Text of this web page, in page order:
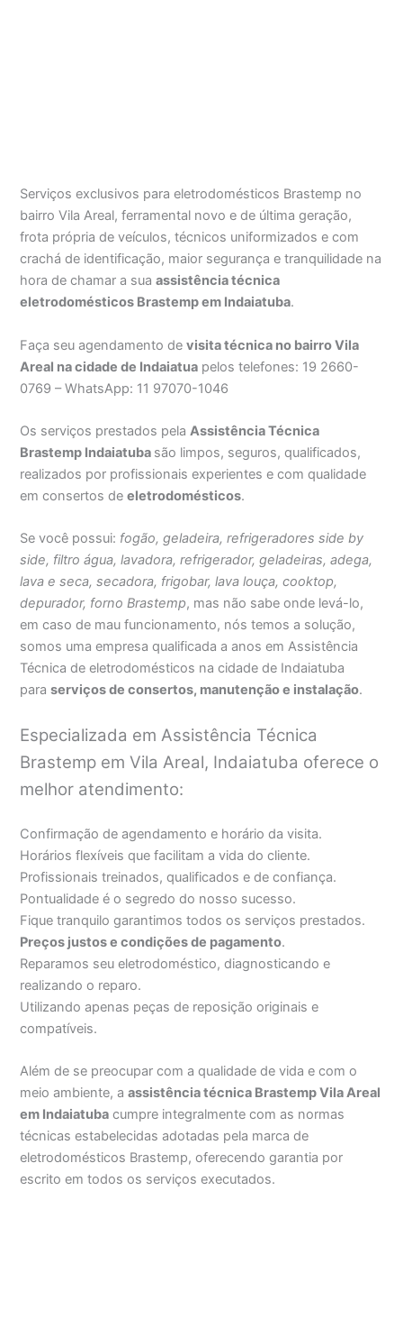
Serviços exclusivos para eletrodomésticos Brastemp no
bairro Vila Areal, ferramental novo e de última geração,
frota própria de veículos, técnicos uniformizados e com
crachá de identificação, maior segurança e tranquilidade na
hora de chamar a suaassistência técnica
eletrodomésticos Brastemp em Indaiatuba.
Faça seu agendamento devisita técnica no bairro Vila
Areal na cidade de Indaiatua pelos telefones: 19 2660-
0769 – WhatsApp: 11 97070-1046
Os serviços prestados pelaAssistência Técnica
Brastemp Indaiatuba são limpos, seguros, qualificados,
realizados por profissionais experientes e com qualidade
em consertos deeletrodomésticos.
Se você possui: fogão, geladeira, refrigeradores side by
side, filtro água, lavadora, refrigerador, geladeiras, adega,
lava e seca, secadora, frigobar, lava louça, cooktop,
depurador, forno Brastemp, mas não sabe onde levá-lo,
em caso de mau funcionamento, nós temos a solução,
somos uma empresa qualificada a anos em Assistência
Técnica de eletrodomésticos na cidade de Indaiatuba
paraserviços de consertos, manutenção e instalação.
Especializada em Assistência Técnica
Brastemp em Vila Areal, Indaiatuba oferece o
melhor atendimento:
Confirmação de agendamento e horário da visita.
Horários flexíveis que facilitam a vida do cliente.
Profissionais treinados, qualificados e de confiança.
Pontualidade é o segredo do nosso sucesso.
Fique tranquilo garantimos todos os serviços prestados.
Preços justos e condições de pagamento.
Reparamos seu eletrodoméstico, diagnosticando e
realizando o reparo.
Utilizando apenas peças de reposição originais e
compatíveis.
Além de se preocupar com a qualidade de vida e com o
meio ambiente, aassistência técnica Brastemp Vila Areal
em Indaiatuba cumpre integralmente com as normas
técnicas estabelecidas adotadas pela marca de
eletrodomésticos Brastemp, oferecendo garantia por
escrito em todos os serviços executados.